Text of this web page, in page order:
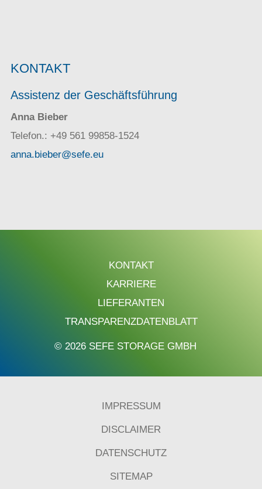
KONTAKT
Assistenz der Geschäftsführung
Anna Bieber
Telefon.: +49 561 99858-1524
anna.bieber@sefe.eu
KONTAKT
KARRIERE
LIEFERANTEN
TRANSPARENZDATENBLATT
© 2026 SEFE STORAGE GMBH
IMPRESSUM
DISCLAIMER
DATENSCHUTZ
SITEMAP